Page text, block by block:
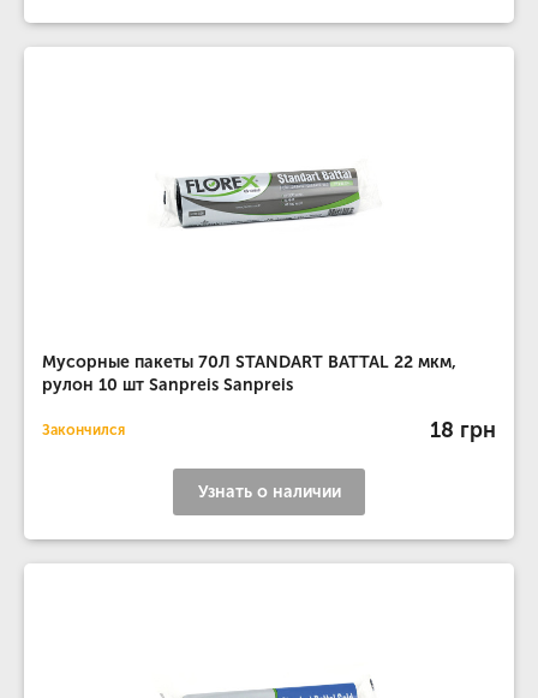
Мусорные пакеты 70Л STANDART BATTAL 22 мкм,
рулон 10 шт Sanpreis Sanpreis
Закончился 18 грн
Узнать о наличии